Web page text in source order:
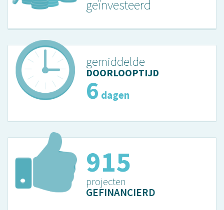
geïnvesteerd
gemiddelde
DOORLOOPTIJD
6 dagen
915
projecten
GEFINANCIERD